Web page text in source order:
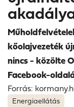
kőolajvezeték
nincs - közölte
Facebook-
Forrás:
Energiaellátás